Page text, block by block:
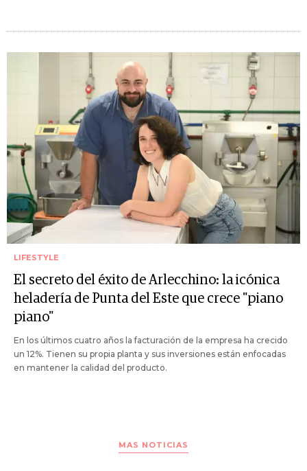
LIFESTYLE
El secreto del éxito de Arlecchino: la icónica
heladería de Punta del Este que crece "piano
piano"
En los últimos cuatro años la facturación de la empresa ha crecido
un 12%. Tienen su propia planta y sus inversiones están enfocadas
en mantener la calidad del producto.
MAS NOTICIAS